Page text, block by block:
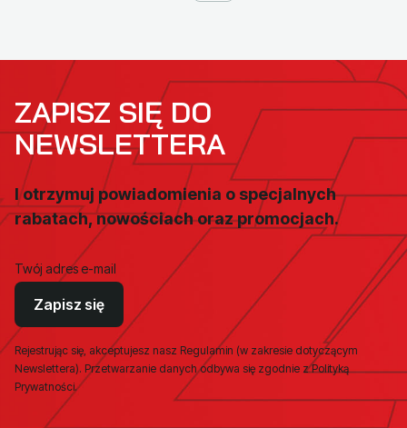
ZAPISZ SIĘ DO
NEWSLETTERA
I otrzymuj powiadomienia o specjalnych
rabatach, nowościach oraz promocjach.
Twój adres e-mail
Zapisz się
Rejestrując się, akceptujesz nasz Regulamin (w zakresie dotyczącym
Newslettera). Przetwarzanie danych odbywa się zgodnie z Polityką
Prywatności.